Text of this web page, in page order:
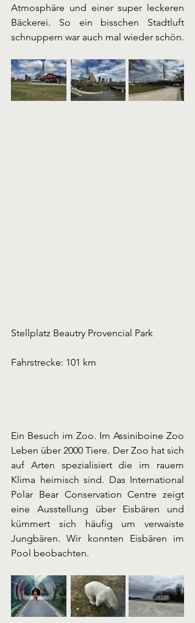
Atmosphäre und einer super leckeren
Bäckerei. So ein bisschen Stadtluft
schnuppern war auch mal wieder schön.
Stellplatz Beautry Provencial Park
Fahrstrecke: 101 km
Ein Besuch im Zoo. Im Assiniboine Zoo
Leben über 2000 Tiere. Der Zoo hat sich
auf Arten spezialisiert die im rauem
Klima heimisch sind. Das International
Polar Bear Conservation Centre zeigt
eine Ausstellung über Eisbären und
kümmert sich häufig um verwaiste
Jungbären. Wir konnten Eisbären im
Pool beobachten.